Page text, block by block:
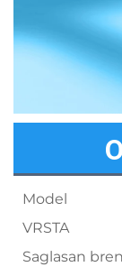
Model
VRSTA
Saglasan